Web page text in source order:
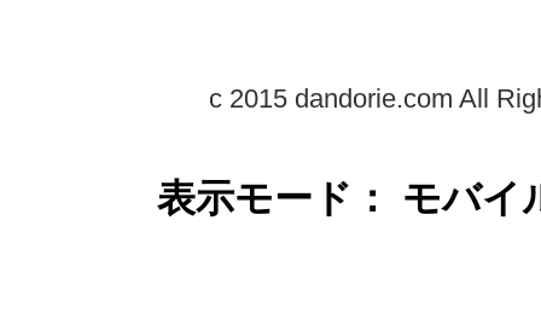
c 2015 dandorie.com All
表示モード： モバ